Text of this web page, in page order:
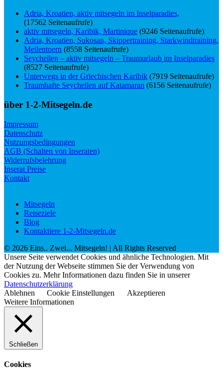
Adria, Kroatien, aktiv mitsegeln im Inselparadies,
(17562 Seitenaufrufe)
aktiv mitsegeln, Karibik, Martinique (9246 Seitenaufrufe)
Adria, Kroatien, Sukosan, Skippertraining, Starkwindtraining,
Meilentoern (8558 Seitenaufrufe)
Seychellen – aktiv mitsegeln – Traumurlaub im Inselparadies
(8527 Seitenaufrufe)
Unterwegs in der Griechischen Karibik (7919 Seitenaufrufe)
Traumhafte Seychellen auf Katamaran (6156 Seitenaufrufe)
über 1-2-Mitsegeln.de
Impressum
Datenschutz
Nutzungsbedingungen
AGB (Schalten von Inseraten)
Widerrufsbelehrung
Inserat Preise
Kontakt
Mitsegeln
Reiseziele
Blog
Kontaktiere 1-2-Mitsegeln.de
© 2026 Eins.. Zwei... Mitsegeln! | All Rights Reserved
Unsere Seite verwendet Cookies und ähnliche Technologien. Mit
der Nutzung der Webseite stimmen Sie der Verwendung von
Cookies zu. Mehr Informationen dazu finden Sie in unserer
Datenschutzerklärung
Ablehnen
Cookie Einstellungen
Akzeptieren
Weitere Informationen
Schließen
Cookies